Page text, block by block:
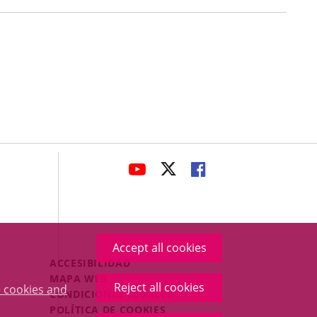
cookies and
Accept all cookies
Reject all cookies
LINK
APPLICATION.
LINK
APPLICATION.
LINK
APPLICATION.
Menú
Legal
Footer
ACCESIBILIDAD
MAPA WEB
CONDICIONES LEGALES
POLÍTICA DE COOKIES